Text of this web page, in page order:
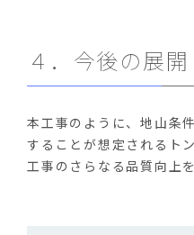
４．今後の展開
本工事のように、地山条
することが想定されるト
工事のさらなる品質向上